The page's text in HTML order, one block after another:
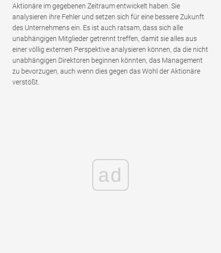
Aktionäre im gegebenen Zeitraum entwickelt haben. Sie
analysieren ihre Fehler und setzen sich für eine bessere Zukunft
des Unternehmens ein. Es ist auch ratsam, dass sich alle
unabhängigen Mitglieder getrennt treffen, damit sie alles aus
einer völlig externen Perspektive analysieren können, da die nicht
unabhängigen Direktoren beginnen könnten, das Management
zu bevorzugen, auch wenn dies gegen das Wohl der Aktionäre
verstößt.
ad